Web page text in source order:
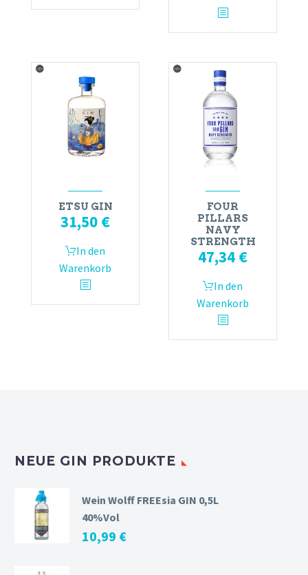
ETSU GIN
31,50 €
In den
Warenkorb
FOUR
PILLARS
NAVY
STRENGTH
47,34 €
In den
Warenkorb
NEUE GIN PRODUKTE
Wein Wolff FREEsia GIN 0,5L
40%Vol
10,99 €